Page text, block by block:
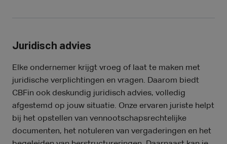
Juridisch advies
Elke ondernemer krijgt vroeg of laat te maken met
juridische verplichtingen en vragen. Daarom biedt
CBFin ook deskundig juridisch advies, volledig
afgestemd op jouw situatie. Onze ervaren juriste helpt
bij het opstellen van vennootschapsrechtelijke
documenten, het notuleren van vergaderingen en het